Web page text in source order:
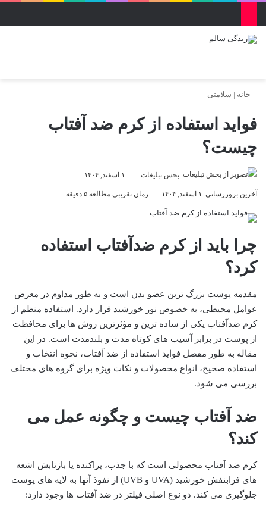
خانه | سلامتی
فواید استفاده از کرم ضد آفتاب
چیست؟
بخش تبلیغات ۱ اسفند, ۱۴۰۴
آخرین بروزرسانی: ۱ اسفند, ۱۴۰۴ زمان تقریبی مطالعه ۵ دقیقه
چرا باید از کرم ضدآفتاب استفاده
کرد؟
مقدمه پوست بزرگ ترین عضو بدن است و به طور مداوم در معرض
عوامل محیطی، به خصوص نور خورشید قرار دارد. استفاده منظم از
کرم ضدآفتاب یکی از ساده ترین و مؤثرترین روش ها برای محافظت
از پوست در برابر آسیب های کوتاه مدت و بلندمدت است. در این
مقاله به طور مفصل فواید استفاده از ضد آفتاب، نحوه انتخاب و
استفاده صحیح، انواع محصولات و نکات ویژه برای گروه های مختلف
بررسی می شود.
ضد آفتاب چیست و چگونه عمل می
کند؟
کرم ضد آفتاب محصولی است که با جذب، پراکنده یا بازتابش اشعه
های فرابنفش خورشید (UVA و UVB) از نفوذ آنها به لایه های پوست
جلوگیری می کند. دو نوع اصلی فیلتر در ضد آفتاب ها وجود دارد: